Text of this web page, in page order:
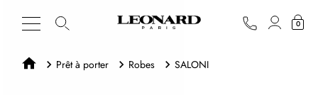
0
Prêt à porter Robes SALONI